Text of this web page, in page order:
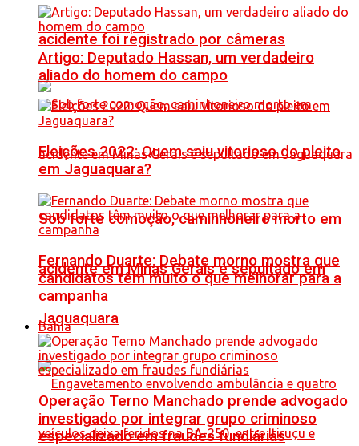
acidente foi registrado por câmeras
Sob forte comoção, caminhoneiro morto em
acidente em Minas Gerais é sepultado em
Jaguaquara
Artigo: Deputado Hassan, um verdadeiro
aliado do homem do campo
Eleições 2022: Quem saiu vitorioso do pleito
em Jaguaquara?
Fernando Duarte: Debate morno mostra que
candidatos têm muito o que melhorar para a
campanha
Bahia
Operação Terno Manchado prende advogado
investigado por integrar grupo criminoso
especializado em fraudes fundiárias